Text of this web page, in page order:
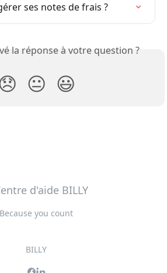
ses notes de frais ?
la réponse à votre question ?
😐 😃
Because you count
BILLY